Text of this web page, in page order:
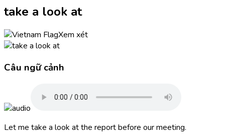
take a look at
Xem xét
Câu ngữ cảnh
Let me take a look at the report before our meeting.